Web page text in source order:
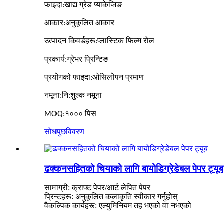
फाइदा:खाद्य ग्रेड प्याकेजिङ
आकार:अनुकूलित आकार
उत्पादन किवर्डहरू:प्लास्टिक फिल्म रोल
प्रकार्य:ग्रेभर प्रिन्टिङ
प्रयोगको फाइदा:ओसिलोपन प्रमाण
नमूना:नि:शुल्क नमूना
MOQ:१००० पिस
सोधपुछविवरण
ढक्कनसहितको चियाको लागि बायोडिग्रेडेबल पेपर ट्यूब
सामाग्री: क्राफ्ट पेपर/आर्ट लेपित पेपर
प्रिन्टहरू: अनुकूलित कलाकृति स्वीकार गर्नुहोस्
वैकल्पिक कार्यहरू: एल्युमिनियम तह भएको वा नभएको